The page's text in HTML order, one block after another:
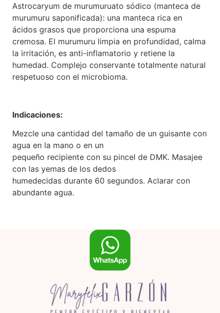
Astrocaryum de murumuruato sódico (manteca de
murumuru saponificada): una manteca rica en
ácidos grasos que proporciona una espuma
cremosa. El murumuru limpia en profundidad, calma
la irritación, es anti-inflamatorio y retiene la
humedad. Complejo conservante totalmente natural
respetuoso con el microbioma.
Indicaciones:
Mezcle una cantidad del tamaño de un guisante con
agua en la mano o en un
pequeño recipiente con su pincel de DMK. Masajee
con las yemas de los dedos
humedecidas durante 60 segundos. Aclarar con
abundante agua.